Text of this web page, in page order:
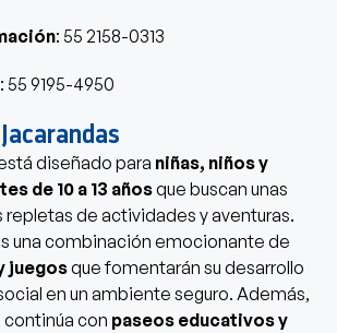
: 55 2158-0313
: 55 9195-4950
diseñado para niñas, niños y
de 10 a 13 añosque buscan unas
repletas de actividades y aventuras.
una combinación emocionante de
juegosque fomentarán su desarrollo
en un ambiente seguro. Además,
continúa con paseos educativos y